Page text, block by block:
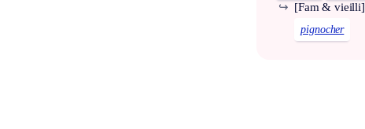
[Fam & vieilli]
↪
pignocher